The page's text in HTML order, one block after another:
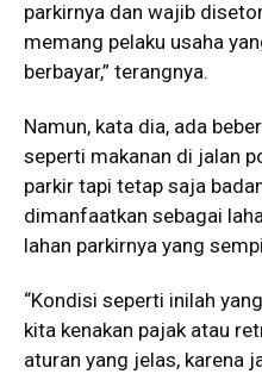
parkirnya dan wajib
memang pelaku usaha
berbayar,” terangnya.
Namun, kata dia, ada
seperti makanan di jalan
parkir tapi tetap saja
dimanfaatkan sebagai
lahan parkirnya yang
“Kondisi seperti inilah
kita kenakan pajak atau
aturan yang jelas, karena